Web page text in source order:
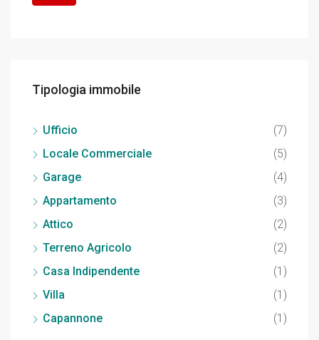
Tipologia immobile
Ufficio
(7)
Locale Commerciale
(5)
Garage
(4)
Appartamento
(3)
Attico
(2)
Terreno Agricolo
(2)
Casa Indipendente
(1)
Villa
(1)
Capannone
(1)